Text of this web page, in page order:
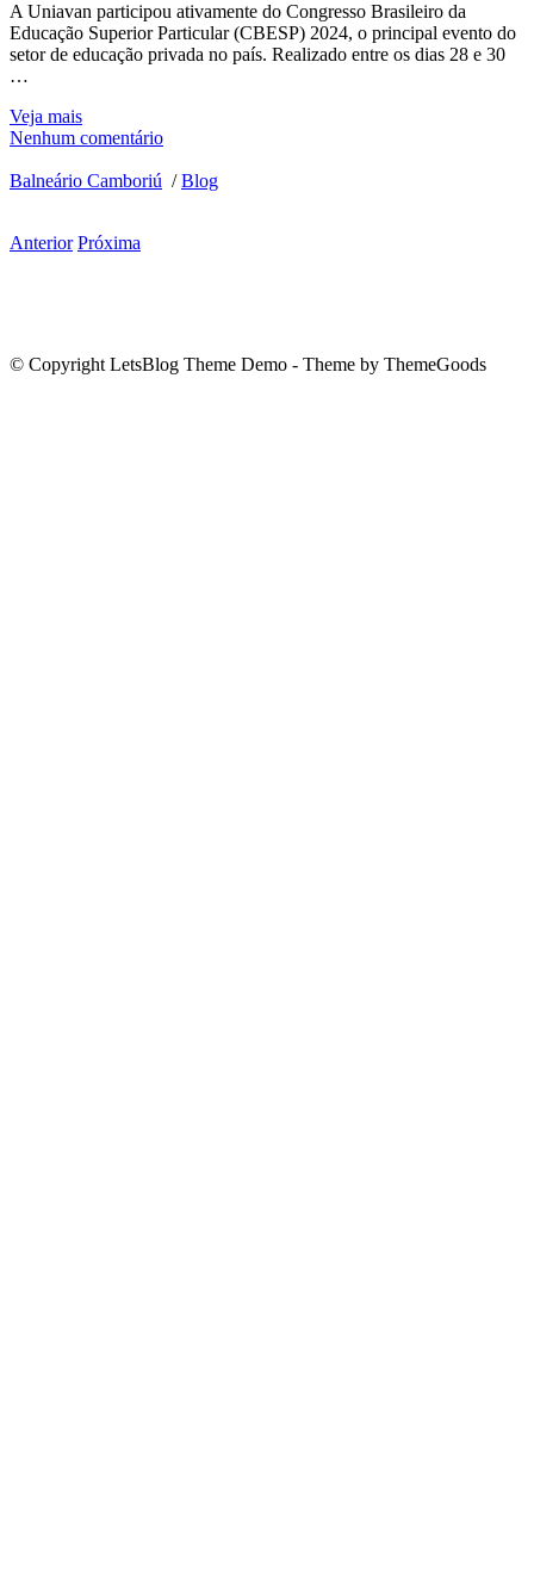
A Uniavan participou ativamente do Congresso Brasileiro da
Educação Superior Particular (CBESP) 2024, o principal evento do
setor de educação privada no país. Realizado entre os dias 28 e 30
…
Veja mais
Nenhum comentário
Balneário Camboriú /Blog
Anterior Próxima
© Copyright LetsBlog Theme Demo - Theme by ThemeGoods